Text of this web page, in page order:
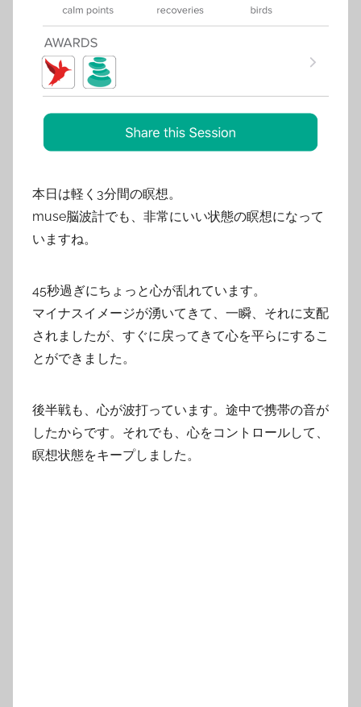
本日は軽く3分間の瞑想。
muse脳波計でも、非常にいい状態の瞑想になって
いますね。
45秒過ぎにちょっと心が乱れています。
マイナスイメージが湧いてきて、一瞬、それに支配
されましたが、すぐに戻ってきて心を平らにするこ
とができました。
後半戦も、心が波打っています。途中で携帯の音が
したからです。それでも、心をコントロールして、
瞑想状態をキープしました。